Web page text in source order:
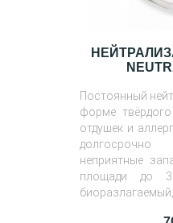
Постоянный
форме
отдушек и
долгосрочно
неприятные
площади до